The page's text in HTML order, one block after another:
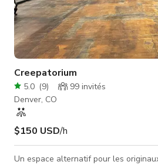
Creepatorium
5.0 (9) 99 invités
Denver, CO
$150 USD/h
Un espace alternatif pour les